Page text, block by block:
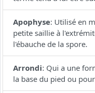
Apophyse: Utilisé en
petite saillie à
l'ébauche de la spore.
Arrondi: Qui a une
la base du pied ou